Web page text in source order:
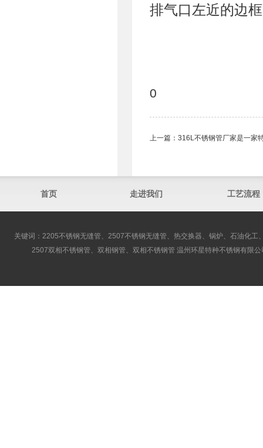
排气口左近的边
0
上一篇： 316L不锈钢管​厂家是一家
首页 走进我们 工艺流程
关键词：2205不锈钢无缝管、2507不锈钢无缝管、热交换器、锅炉、石油化
2507双相不锈钢管、双相钢管、双相不锈钢管 温州环星特种不锈钢有限